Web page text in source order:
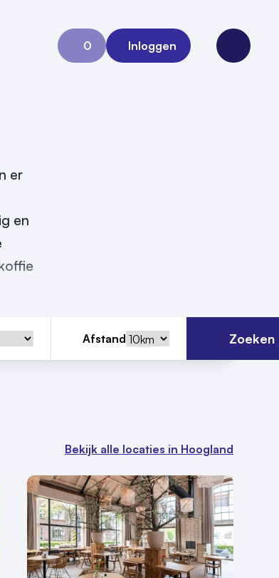
0
Aanvraag 0
Inloggen
Open
er
en
Afstand Zoeken
Bekijk alle locaties in Hoogland